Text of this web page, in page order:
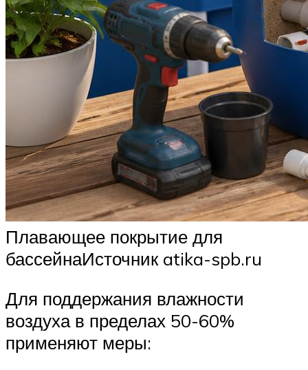
Плавающее покрытие для
бассейнаИсточник atika-spb.ru
Для поддержания влажности
воздуха в пределах 50-60%
применяют меры: